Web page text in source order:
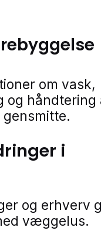
om vask,
og håndtering
i
og erhverv
væggelus.